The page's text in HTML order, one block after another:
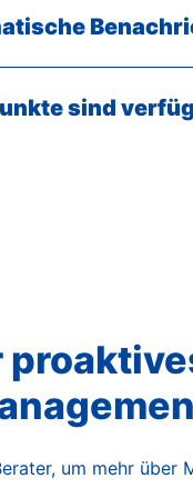
sind
um mehr über